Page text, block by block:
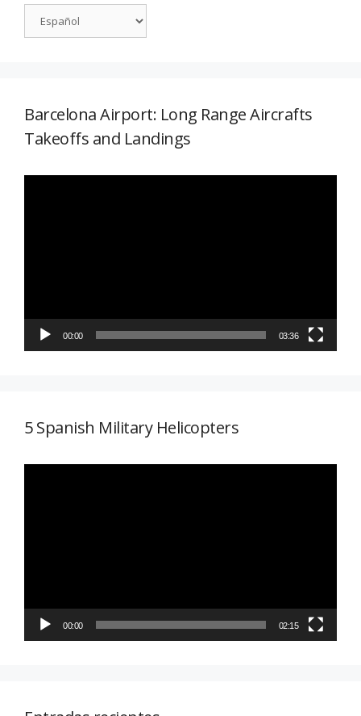
Barcelona Airport: Long Range Aircrafts
Takeoffs and Landings
00:00 03:36
5 Spanish Military Helicopters
00:00 02:15